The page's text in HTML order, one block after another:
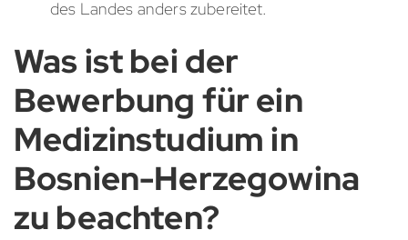
des Landes anders zubereitet.
Was ist bei der
Bewerbung für ein
Medizinstudium in
Bosnien-Herzegowina
zu beachten?